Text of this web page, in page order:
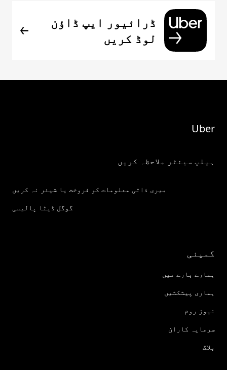
ڈرائیور ایپ ڈاؤن
لوڈ کریں
Uber
ہیلپ سینٹر ملاحظہ کریں
میری ذاتی معلومات کو فروخت یا شیئر نہ کریں
گوگل ڈیٹا پالیسی
کمپنی
ہمارے بارے میں
ہماری پیشکشیں
نیوز روم
سرمایہ کاران
بلاگ